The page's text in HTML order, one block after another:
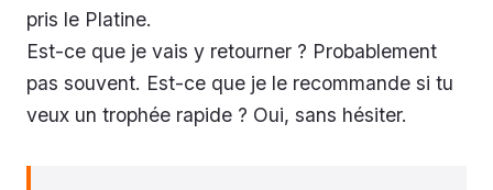
pris le Platine.
Est-ce que je vais y retourner ? Probablement
pas souvent. Est-ce que je le recommande si tu
veux un trophée rapide ? Oui, sans hésiter.